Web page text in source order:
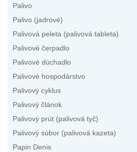
Palivo
Palivo (jadrové)
Palivová peleta (palivová tableta)
Palivové čerpadlo
Palivové dúchadlo
Palivové hospodárstvo
Palivový cyklus
Palivový článok
Palivový prút (palivová tyč)
Palivový súbor (palivová kazeta)
Papin Denis